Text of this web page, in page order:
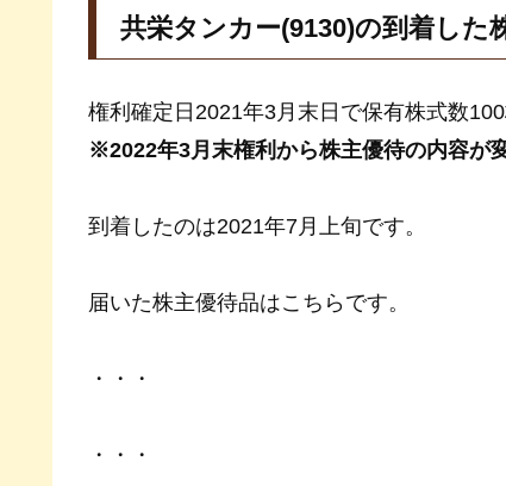
共栄タンカー(9130)の到着した
権利確定日2021年3月末日で保有株式数
※2022年3月末権利から株主優待の内容が
到着したのは2021年7月上旬です。
届いた株主優待品はこちらです。
・・・
・・・